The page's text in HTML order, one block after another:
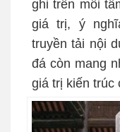
ghi trên mỗi
giá trị, ý
truyền tải nội
đá còn mang
giá trị kiến trúc